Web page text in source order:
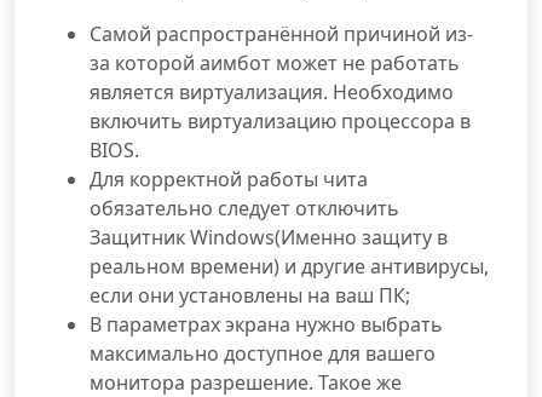
Самой распространённой причиной из-
за которой аимбот может не работать
является виртуализация. Необходимо
включить виртуализацию процессора в
BIOS.
Для корректной работы чита
обязательно следует отключить
Защитник Windows(Именно защиту в
реальном времени) и другие антивирусы,
если они установлены на ваш ПК;
В параметрах экрана нужно выбрать
максимально доступное для вашего
монитора разрешение. Такое же